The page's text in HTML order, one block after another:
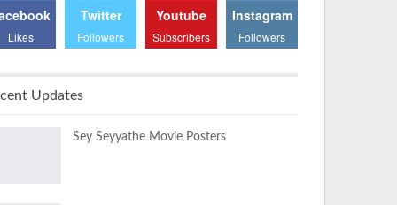
Likes
Twitter
Followers
Youtube
Subscribers
Instagram
Followers
Updates
Sey Seyyathe Movie Posters